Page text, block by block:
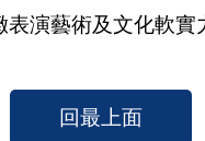
演藝術及文化軟實
回最上面